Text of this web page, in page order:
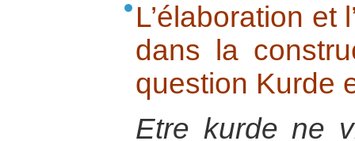
L’élaboration et
dans la
question Kurde
Etre kurde ne